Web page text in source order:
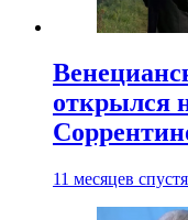
открылся
11 месяцев спустя